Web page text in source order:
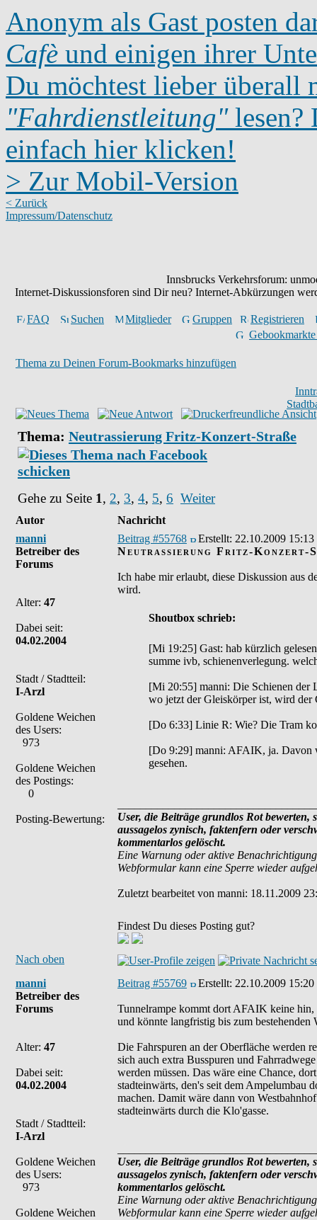
Anonym als Gast posten
Cafè und einigen ihrer
Du möchtest lieber überall
"Fahrdienstleitung"lesen?
einfach hier klicken!
> Zur Mobil-Version
< Zurück
Impressum/Datenschutz
Innsbrucks Verkehrsforum:
Internet-Diskussionsforen sind Dir neu? Internet-Abkürzungen
FAQ Suchen Mitglieder Gruppen
Registrieren
Thema zu Deinen Forum-Bookmarks hinzufügen
Thema: Neutrassierung Fritz-Konzert-Straße
Gehe zu Seite 1, 2, 3, 4, 5, 6 Weiter
Autor
Nachricht
manni
Betreiber des
Forums
Alter: 47
Dabei seit:
04.02.2004
Stadt / Stadtteil:
I-Arzl
Goldene Weichen
des Users:
973
Goldene Weichen
des Postings:
0
Posting-Bewertung:
Beitrag #55768 Erstellt: 22.10.2009 15:13
Neutrassierung Fritz-Konzert-
Ich habe mir erlaubt, diese Diskussion aus
wird.
Shoutbox schrieb:
[Mi 19:25] Gast: hab kürzlich
summe ivb, schienenverlegung.
[Mi 20:55] manni: Die Schienen der
wo jetzt der Gleiskörper ist, wird
[Do 6:33] Linie R: Wie? Die Tram
[Do 9:29] manni: AFAIK, ja. Davon
gesehen.
User, die Beiträge grundlos Rot
aussagelos zynisch, faktenfern oder
kommentarlos gelöscht.
Eine Warnung oder aktive
Webformular kann eine Sperre wieder
Zuletzt bearbeitet von manni: 18.11.2009
Findest Du dieses Posting gut?
Nach oben
manni
Betreiber des
Forums
Alter: 47
Dabei seit:
04.02.2004
Stadt / Stadtteil:
I-Arzl
Goldene Weichen
des Users:
973
Goldene Weichen
Beitrag #55769 Erstellt: 22.10.2009 15:20
Tunnelrampe kommt dort AFAIK keine hin,
und könnte langfristig bis zum
Die Fahrspuren an der Oberfläche werden
sich auch extra Busspuren und
werden müssen. Das wäre eine Chance,
stadteinwärts, den's seit dem Ampelumbau
machen. Damit wäre dann von
stadteinwärts durch die Klo'gasse.
User, die Beiträge grundlos Rot
aussagelos zynisch, faktenfern oder
kommentarlos gelöscht.
Eine Warnung oder aktive
Webformular kann eine Sperre wieder